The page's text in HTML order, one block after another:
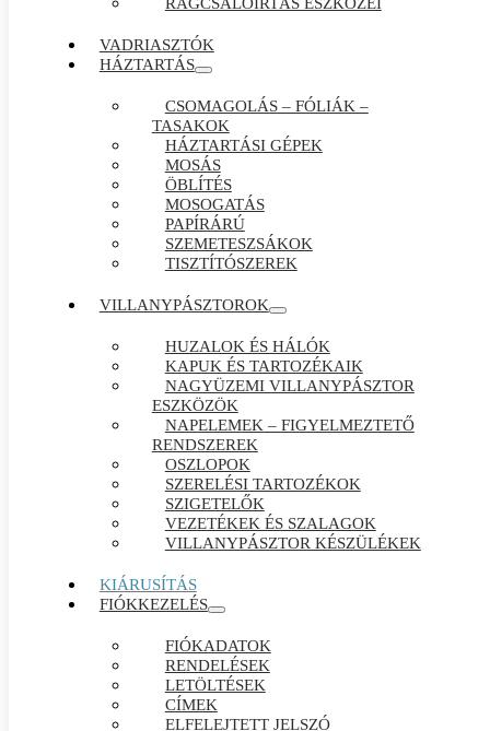
VADRIASZTÓK
HÁZTARTÁS
CSOMAGOLÁS – FÓLIÁK –
TASAKOK
HÁZTARTÁSI GÉPEK
MOSÁS
ÖBLÍTÉS
MOSOGATÁS
PAPÍRÁRÚ
SZEMETESZSÁKOK
TISZTÍTÓSZEREK
VILLANYPÁSZTOROK
HUZALOK ÉS HÁLÓK
KAPUK ÉS TARTOZÉKAIK
NAGYÜZEMI VILLANYPÁSZTOR
ESZKÖZÖK
NAPELEMEK – FIGYELMEZTETŐ
RENDSZEREK
OSZLOPOK
SZERELÉSI TARTOZÉKOK
SZIGETELŐK
VEZETÉKEK ÉS SZALAGOK
VILLANYPÁSZTOR KÉSZÜLÉKEK
KIÁRUSÍTÁS
FIÓKKEZELÉS
FIÓKADATOK
RENDELÉSEK
LETÖLTÉSEK
CÍMEK
ELFELEJTETT JELSZÓ